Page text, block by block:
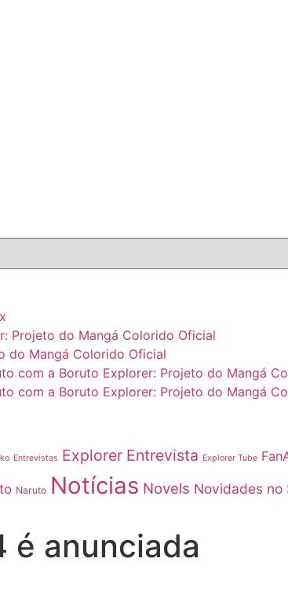
Projeto do Mangá Colorido Oficial
do Mangá Colorido Oficial
com a Boruto Explorer: Projeto do Mangá
com a Boruto Explorer: Projeto do Mangá
Entrevistas Explorer Entrevista Explorer Tube
Naruto Notícias Novels Novidades no
é anunciada